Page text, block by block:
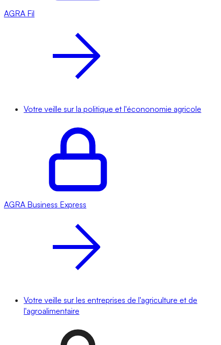
AGRA Fil
Votre veille sur la politique et l'écononomie agricole
AGRA Business Express
Votre veille sur les entreprises de l'agriculture et de
l'agroalimentaire